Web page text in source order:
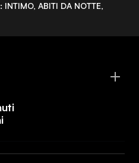
INTIMO, ABITI DA NOTTE,